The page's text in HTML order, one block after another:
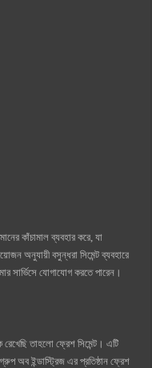
কাঁচামাল ব্যবহার করে, যা
অনুযায়ী বসুন্ধরা সিমেন্ট ব্যবহারে
সার্ভিসে যোগাযোগ করতে পারেন।
রেখেছি তাহলো ফ্রেশ সিমেন্ট। এটি
অব ইন্ডাস্ট্রিজ এর প্রতিষ্ঠান ফ্রেশ